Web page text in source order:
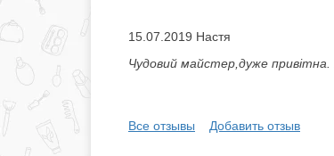
15.07.2019 Настя
Чудовий майстер,дуже
Все отзывы Добавить отзыв